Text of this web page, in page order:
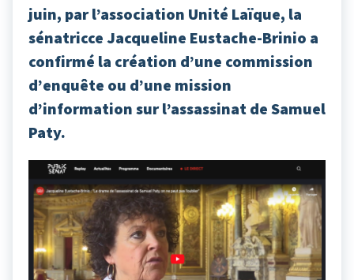
juin, par l’association Unité Laïque, la
sénatricce Jacqueline Eustache-Brinio a
confirmé la création d’une commission
d’enquête ou d’une mission
d’information sur l’assassinat de Samuel
Paty.